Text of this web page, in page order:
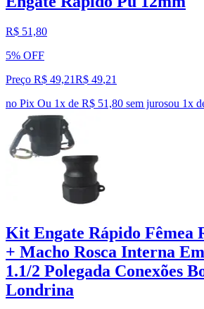
R$ 51,80
5% OFF
Preço R$ 49,21R$ 49,21
no Pix Ou 1x de R$ 51,80 sem jurosou 1x
Kit Engate Rápido Fêmea
+ Macho Rosca Interna
1.1/2 Polegada Conexões
Londrina